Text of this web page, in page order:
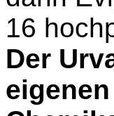
16
Der